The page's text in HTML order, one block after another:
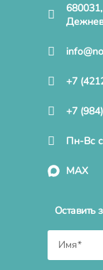
+7
+7
Пн-Вс
MAX
Оставить